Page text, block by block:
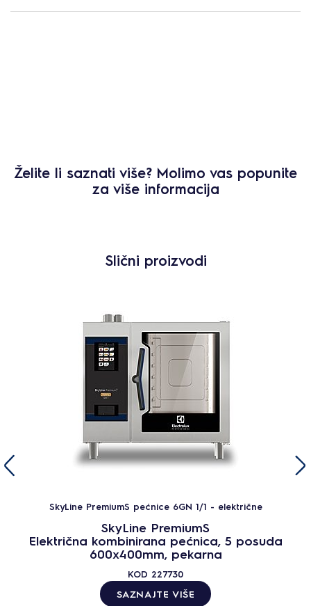
Želite li saznati više? Molimo vas popunite
za više informacija
Slični proizvodi
SkyLine PremiumS pećnice 6GN 1/1 - električne
SkyLine PremiumS
Električna kombinirana pećnica, 5 posuda
600x400mm, pekarna
KOD 227730
SAZNAJTE VIŠE